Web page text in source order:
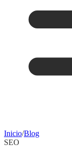
Inicio/Blog
SEO